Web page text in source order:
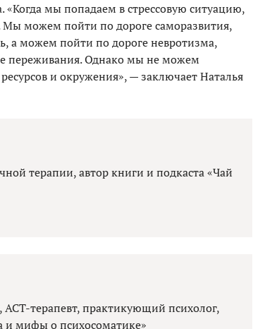
«Когда мы попадаем в стрессовую ситуацию,
Мы можем пойти по дороге саморазвития,
а можем пойти по дороге невротизма,
переживания. Однако мы не можем
и окружения», — заключает Наталья
терапии, автор книги и подкаста «Чай
АСТ-терапевт, практикующий психолог,
и мифы о психосоматике»